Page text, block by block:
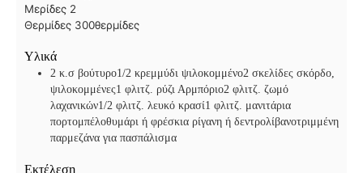
τ
π
Μερίδες 2
Θερμίδες 300θερμίδες
Υλικά
2 κ.σ βούτυρο1/2 κρεμμύδι ψιλοκομμένο2 σκελίδες σκόρδο,
ψιλοκομμένες1 φλιτζ. ρύζι Αρμπόριο2 φλιτζ. ζωμό
λαχανικών1/2 φλιτζ. λευκό κρασί1 φλιτζ. μανιτάρια
πορτομπέλοθυμάρι ή φρέσκια ρίγανη ή δεντρολίβανοτριμμένη
παρμεζάνα για πασπάλισμα
Εκτέλεση